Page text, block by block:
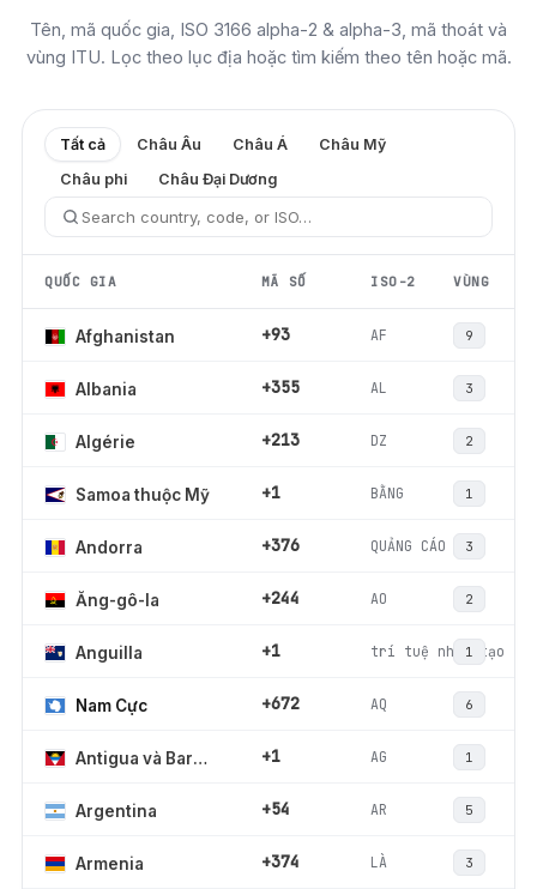
Tên, mã quốc gia, ISO 3166 alpha-2 & alpha-3, mã thoát và
vùng ITU. Lọc theo lục địa hoặc tìm kiếm theo tên hoặc mã.
Tất cả Châu Âu Châu Á
Châu Mỹ
Châu phi
Châu Đại Dương
QUỐC GIA MÃ SỐ ISO-2 VÙNG
Afghanistan +93 AF 9
Albania +355 AL 3
Algérie +213 DZ 2
Samoa thuộc Mỹ +1 BẰNG 1
Andorra +376 QUẢNG CÁO 3
Ăng-gô-la +244 AO 2
Anguilla +1 trí tuệ nhân tạo
1
Nam Cực +672 AQ 6
Antigua và Barbuda +1 AG 1
Argentina +54 AR 5
Armenia +374 LÀ 3